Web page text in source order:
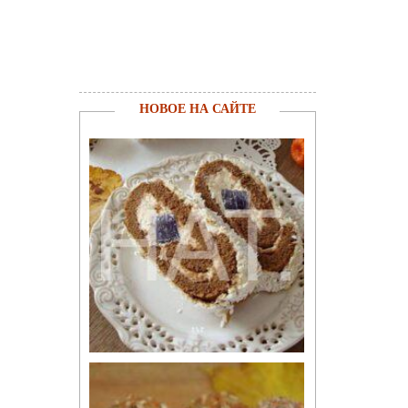
НОВОЕ НА САЙТЕ